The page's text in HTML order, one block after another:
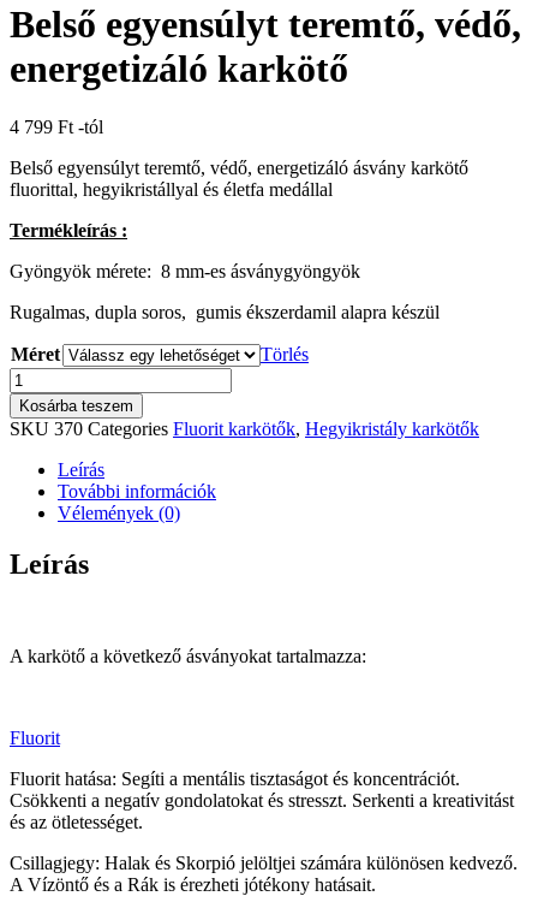
Belső egyensúlyt teremtő, védő,
energetizáló karkötő
4 799 Ft -tól
Belső egyensúlyt teremtő, védő, energetizáló ásvány karkötő
fluorittal, hegyikristállyal és életfa medállal
Termékleírás :
Gyöngyök mérete: 8 mm-es ásványgyöngyök
Rugalmas, dupla soros, gumis ékszerdamil alapra készül
Méret
Törlés
Belső
egyensúlyt
teremtő,
védő,
energetizáló
karkötő
mennyiség
Kosárba teszem
SKU 370 Categories Fluorit karkötők, Hegyikristály karkötők
Leírás
További információk
Vélemények (0)
Leírás
A karkötő a következő ásványokat tartalmazza:
Fluorit
Fluorit hatása: Segíti a mentális tisztaságot és koncentrációt.
Csökkenti a negatív gondolatokat és stresszt. Serkenti a kreativitást
és az ötletességet.
Csillagjegy: Halak és Skorpió jelöltjei számára különösen kedvező.
A Vízöntő és a Rák is érezheti jótékony hatásait.